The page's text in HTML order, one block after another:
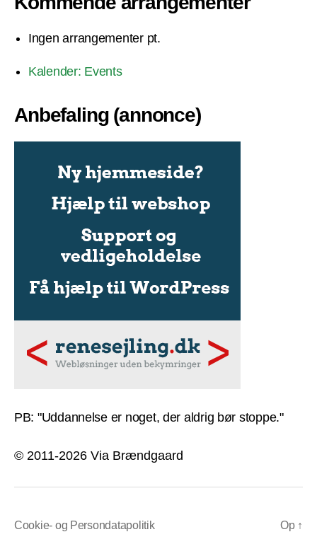
Ingen arrangementer pt.
Kalender: Events
Anbefaling (annonce)
PB: "Uddannelse er noget, der aldrig bør stoppe."
© 2011-2026 Via Brændgaard
Cookie- og Persondatapolitik Op ↑